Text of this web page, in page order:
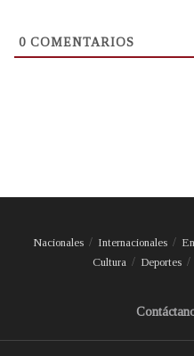
0 COMENTARIOS
Nacionales Internacionales
Cultura
Deportes